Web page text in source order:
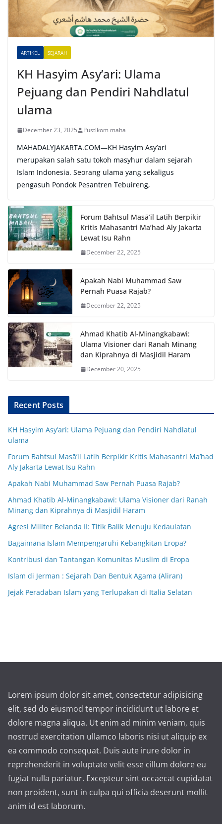
t
i
v
ARTIKEL SEJARAH
KH Hasyim Asy’ari: Ulama
Pejuang dan Pendiri Nahdlatul
ulama
December 23, 2025 Pustikom maha
MAHADALYJAKARTA.COM—KH Hasyim Asy’ari
merupakan salah satu tokoh masyhur dalam sejarah
Islam Indonesia. Seorang ulama yang sekaligus
pengasuh Pondok Pesantren Tebuireng,
Forum Bahtsul Masā’il Latih Berpikir
Kritis Mahasantri Ma’had Aly Jakarta
Lewat Isu Rahn
December 22, 2025
Apakah Nabi Muhammad Saw
Pernah Puasa Rajab?
December 22, 2025
Ahmad Khatib Al-Minangkabawi:
Ulama Visioner dari Ranah Minang
dan Kiprahnya di Masjidil Haram
December 20, 2025
Recent Posts
KH Hasyim Asy’ari: Ulama Pejuang dan Pendiri Nahdlatul
ulama
Forum Bahtsul Masā’il Latih Berpikir Kritis Mahasantri Ma’had
Aly Jakarta Lewat Isu Rahn
Apakah Nabi Muhammad Saw Pernah Puasa Rajab?
Ahmad Khatib Al-Minangkabawi: Ulama Visioner dari Ranah
Minang dan Kiprahnya di Masjidil Haram
Agresi Militer Belanda II: Titik Balik Menuju Kedaulatan
Bagaimana Islam Mempengaruhi Kebangkitan Eropa?
Kontribusi dan Tantangan Komunitas Muslim di Eropa
Islam di Jerman : Sejarah Dan Bentuk Agama (Aliran)
Jejak Peradaban Islam yang Terlupakan di Italia Selatan
Lorem ipsum dolor sit amet, consectetur adipisicing
elit, sed do eiusmod tempor incididunt ut labore et
dolore magna aliqua. Ut enim ad minim veniam, quis
nostrud exercitation ullamco laboris nisi ut aliquip ex
ea commodo consequat. Duis aute irure dolor in
reprehenderit in voluptate velit esse cillum dolore eu
fugiat nulla pariatur. Excepteur sint occaecat cupidatat
non proident, sunt in culpa qui officia deserunt mollit
anim id est laborum.